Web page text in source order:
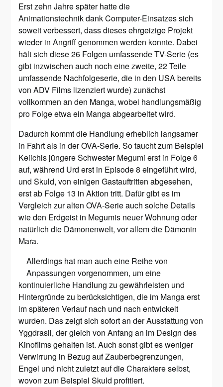
Erst zehn Jahre später hatte die
Animationstechnik dank Computer-Einsatzes sich
soweit verbessert, dass dieses ehrgeizige Projekt
wieder in Angriff genommen werden konnte. Dabei
hält sich diese 26 Folgen umfassende TV-Serie (es
gibt inzwischen auch noch eine zweite, 22 Teile
umfassende Nachfolgeserie, die in den USA bereits
von ADV Films lizenziert wurde) zunächst
vollkommen an den Manga, wobei handlungsmäßig
pro Folge etwa ein Manga abgearbeitet wird.
Dadurch kommt die Handlung erheblich langsamer
in Fahrt als in der OVA-Serie. So taucht zum Beispiel
Keiichis jüngere Schwester Megumi erst in Folge 6
auf, während Urd erst in Episode 8 eingeführt wird,
und Skuld, von einigen Gastauftritten abgesehen,
erst ab Folge 13 in Aktion tritt. Dafür gibt es im
Vergleich zur alten OVA-Serie auch solche Details
wie den Erdgeist in Megumis neuer Wohnung oder
natürlich die Dämonenwelt, vor allem die Dämonin
Mara.
Allerdings hat man auch eine Reihe von
Anpassungen vorgenommen, um eine
kontinuierliche Handlung zu gewährleisten und
Hintergründe zu berücksichtigen, die im Manga erst
im späteren Verlauf nach und nach entwickelt
wurden. Das zeigt sich sofort an der Ausstattung von
Yggdrasil, der gleich von Anfang an im Design des
Kinofilms gehalten ist. Auch sonst gibt es weniger
Verwirrung in Bezug auf Zauberbegrenzungen,
Engel und nicht zuletzt auf die Charaktere selbst,
wovon zum Beispiel Skuld profitiert.